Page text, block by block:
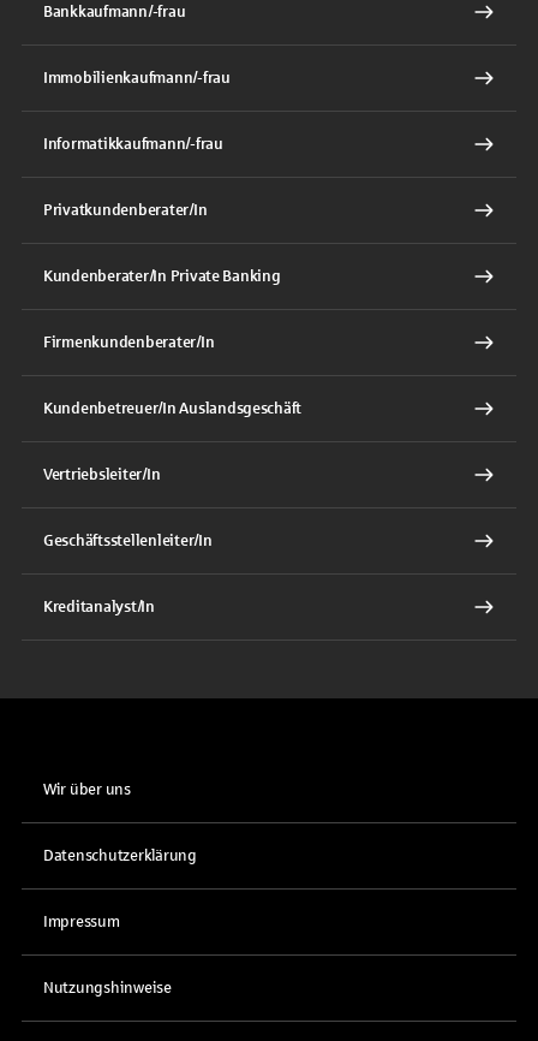
Bankkaufmann/-frau
Immobilienkaufmann/-frau
Informatikkaufmann/-frau
Privatkundenberater/In
Kundenberater/In Private Banking
Firmenkundenberater/In
Kundenbetreuer/In Auslandsgeschäft
Vertriebsleiter/In
Geschäftsstellenleiter/In
Kreditanalyst/In
Wir über uns
Datenschutzerklärung
Impressum
Nutzungshinweise